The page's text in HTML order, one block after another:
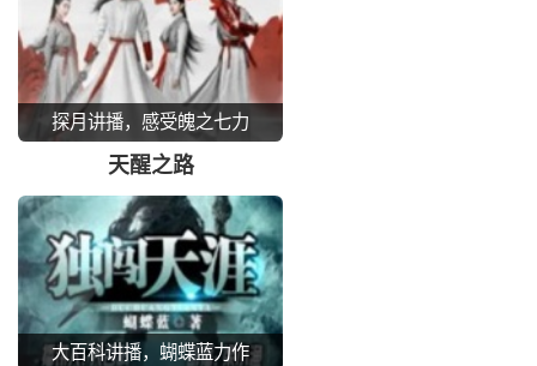
探月讲播，感受魄之七力
天醒之路
大百科讲播，蝴蝶蓝力作